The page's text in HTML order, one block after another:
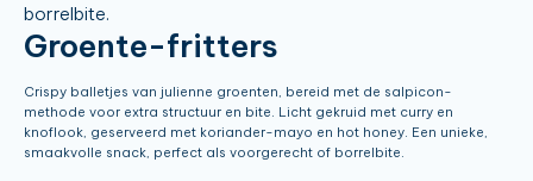
borrelbite.
Groente-fritters
Crispy balletjes van julienne groenten, bereid met de salpicon-
methode voor extra structuur en bite. Licht gekruid met curry en
knoflook, geserveerd met koriander-mayo en hot honey. Een unieke,
smaakvolle snack, perfect als voorgerecht of borrelbite.